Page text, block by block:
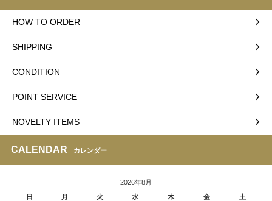
HOW TO ORDER
SHIPPING
CONDITION
POINT SERVICE
NOVELTY ITEMS
CALENDAR カレンダー
2026年8月
日
月 火 水 木 金 土